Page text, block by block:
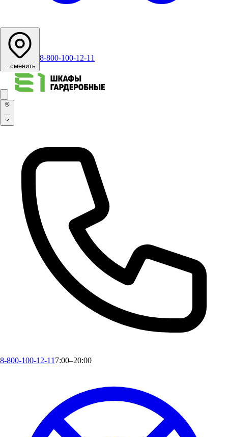
...сменить
8-800-100-12-11
...
8-800-100-12-11 7:00–20:00